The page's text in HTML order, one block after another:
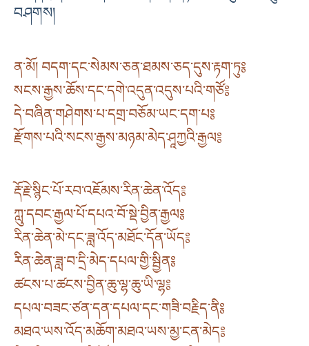
བཤགས།
ན་མོ། བདག་དང་སེམས་ཅན་ཐམས་ཅད་དུས་རྟག་ཏུ༔
སངས་རྒྱས་ཆོས་དང་དགེ་འདུན་འདུས་པའི་གཙོ༔
དེ་བཞིན་གཤེགས་པ་དགྲ་བཅོམ་ཡང་དག་པ༔
རྫོགས་པའི་སངས་རྒྱས་མཉམ་མེད་ཤཱཀྱའི་རྒྱལ༔
རྡོ་རྗེ་སྙིང་པོ་རབ་འཇོམས་རིན་ཆེན་འོད༔
ཀླུ་དབང་རྒྱལ་པོ་དཔའ་བོ་སྡེ་བྱིན་རྒྱལ༔
རིན་ཆེན་མེ་དང་ཟླ་འོད་མཐོང་དོན་ཡོད༔
རིན་ཆེན་ཟླ་བ་དྲི་མེད་དཔལ་གྱི་སྦྱིན༔
ཚངས་པ་ཚངས་བྱིན་ཆུ་ལྷ་ཆུ་ཡི་ལྷ༔
དཔལ་བཟང་ཙན་དན་དཔལ་དང་གཟི་བརྗིད་ནི༔
མཐའ་ཡས་འོད་མཆོག་མཐའ་ཡས་མྱ་ངན་མེད༔